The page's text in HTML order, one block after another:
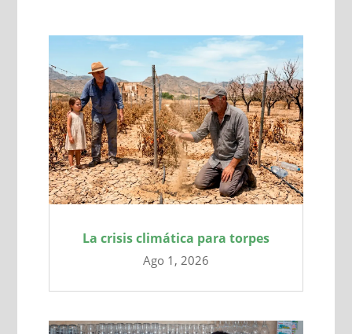
La crisis climática para torpes
Ago 1, 2026